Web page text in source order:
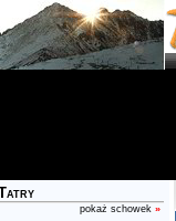
pokaż schowek »